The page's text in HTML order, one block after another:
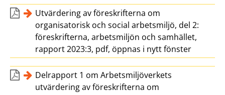
Utvärdering av föreskrifterna om
organisatorisk och social arbetsmiljö, del 2:
föreskrifterna, arbetsmiljön och samhället,
rapport 2023:3, pdf, öppnas i nytt fönster
Delrapport 1 om Arbetsmiljöverkets
utvärdering av föreskrifterna om